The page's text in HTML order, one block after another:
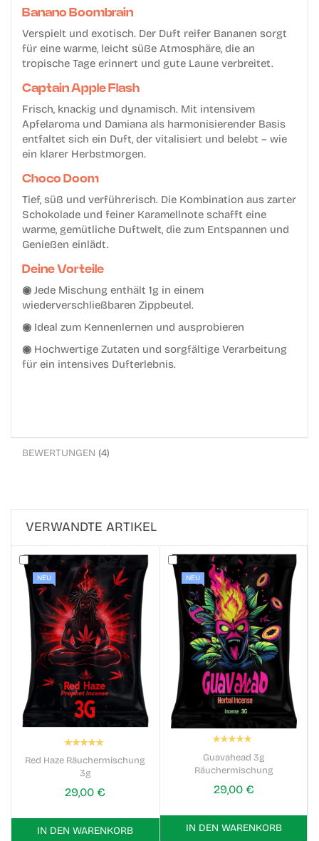
Banano Boombrain
Verspielt und exotisch. Der Duft reifer Bananen sorgt
für eine warme, leicht süße Atmosphäre, die an
tropische Tage erinnert und gute Laune verbreitet.
Captain Apple Flash
Frisch, knackig und dynamisch. Mit intensivem
Apfelaroma und Damiana als harmonisierender Basis
entfaltet sich ein Duft, der vitalisiert und belebt – wie
ein klarer Herbstmorgen.
Choco Doom
Tief, süß und verführerisch. Die Kombination aus zarter
Schokolade und feiner Karamellnote schafft eine
warme, gemütliche Duftwelt, die zum Entspannen und
Genießen einlädt.
Deine Vorteile
◉ Jede Mischung enthält 1g in einem
wiederverschließbaren Zippbeutel.
◉ Ideal zum Kennenlernen und ausprobieren
◉ Hochwertige Zutaten und sorgfältige Verarbeitung
für ein intensives Dufterlebnis.
BEWERTUNGEN 4
VERWANDTE ARTIKEL
NEU
Bewertung:
Red Haze Räuchermischung
3g
29,00 €
IN DEN WARENKORB
NEU
Bewertung:
Guavahead 3g
Räuchermischung
29,00 €
IN DEN WARENKORB